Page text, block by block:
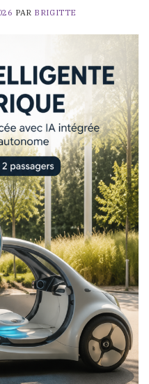
PAR BRIGITTE